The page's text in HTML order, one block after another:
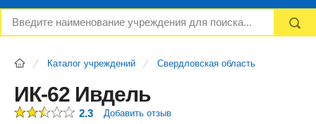
НОВОСТИ БЛОГ АДВОКАТЫ
РЕКЛАМОДАТЕЛЯМ
Каталог учреждений Свердловская область
ИК-62 Ивдель
2.3 Добавить отзыв